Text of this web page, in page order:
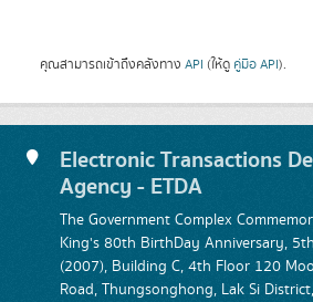
คุณสามารถเข้าถึงคลังทาง API (ให้ดู คู่มือ API).
Electronic Transactions
Agency - ETDA
The Government Complex
King's 80th BirthDay Anniversary,
(2007), Building C, 4th Floor 120
Road, Thungsonghong, Lak Si